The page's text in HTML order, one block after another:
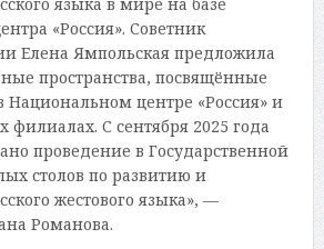
«Россия». Советник
Елена Ямпольская предложила
пространства, посвящённые
Национальном центре «Россия» и
филиалах. С сентября 2025 года
проведение в Государственной
столов по развитию и
жестового языка», —
Романова.